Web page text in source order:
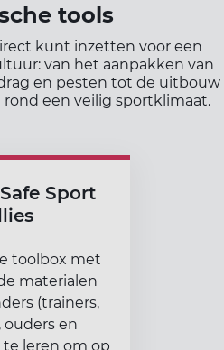
tools
kunt inzetten voor een
van het aanpakken van
en pesten tot de uitbouw
een veilig sportklimaat.
Sport
toolbox met
materialen
(trainers,
ouders en
leren om op